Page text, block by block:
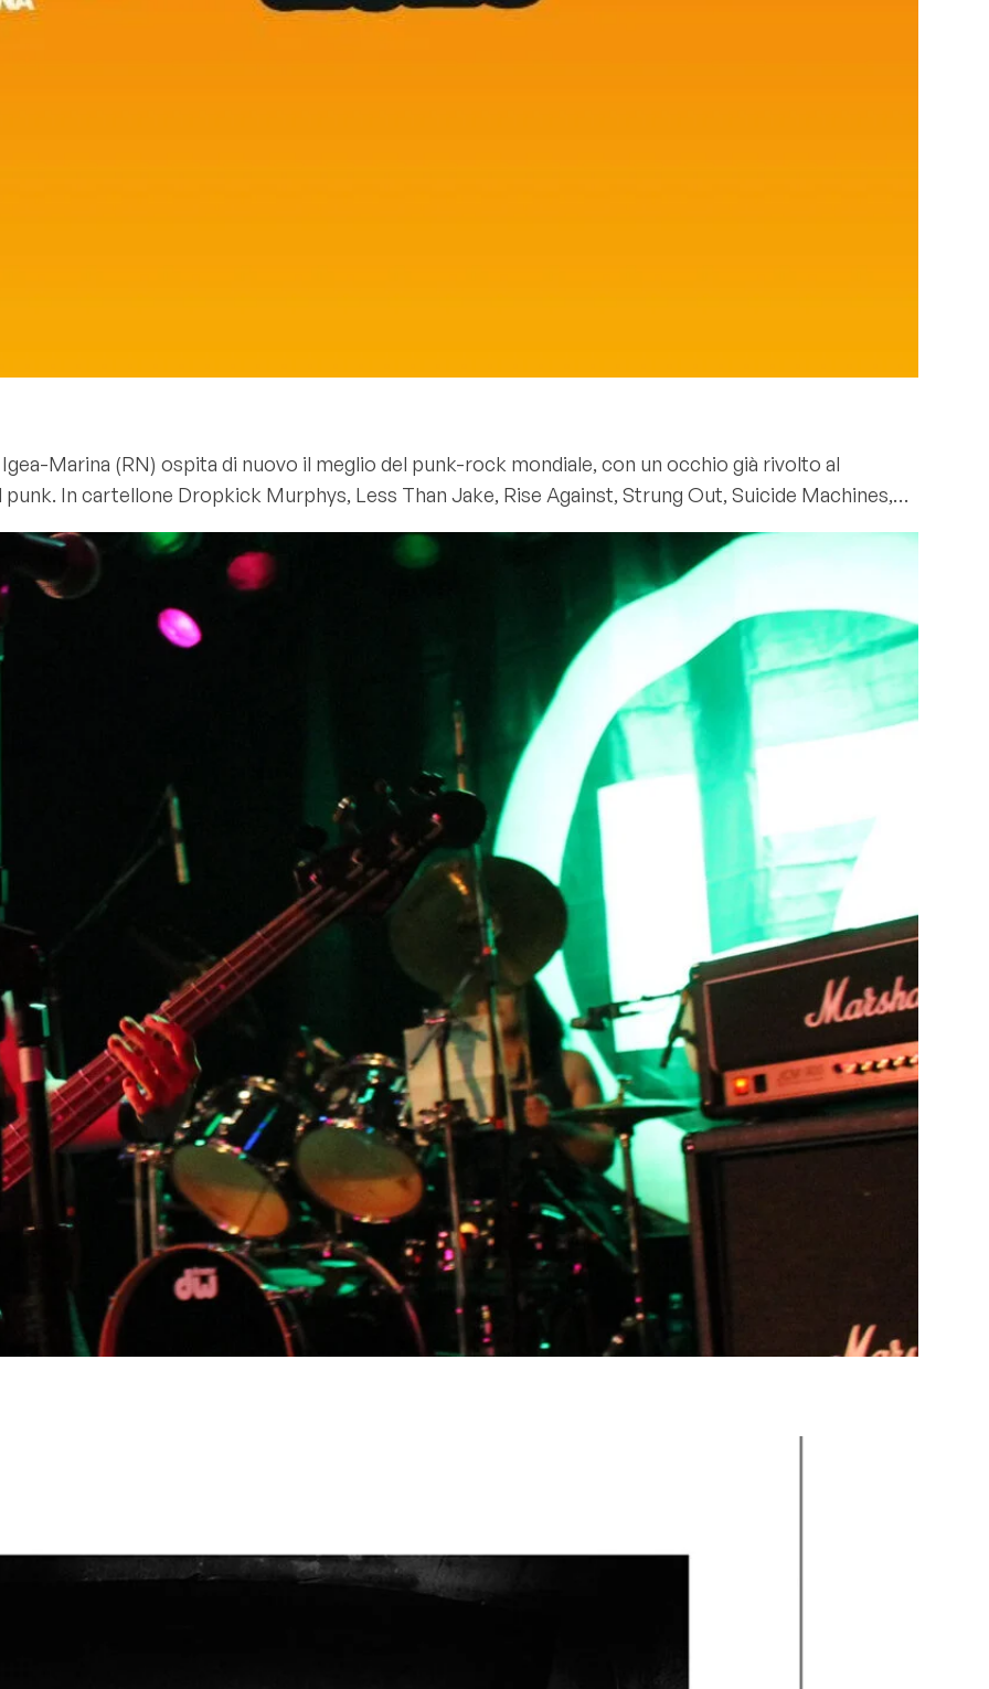
Marina (RN) ospita di nuovo il meglio del punk-rock mondiale, con un occhio già rivolto al
In cartellone Dropkick Murphys, Less Than Jake, Rise Against, Strung Out, Suicide Machines,